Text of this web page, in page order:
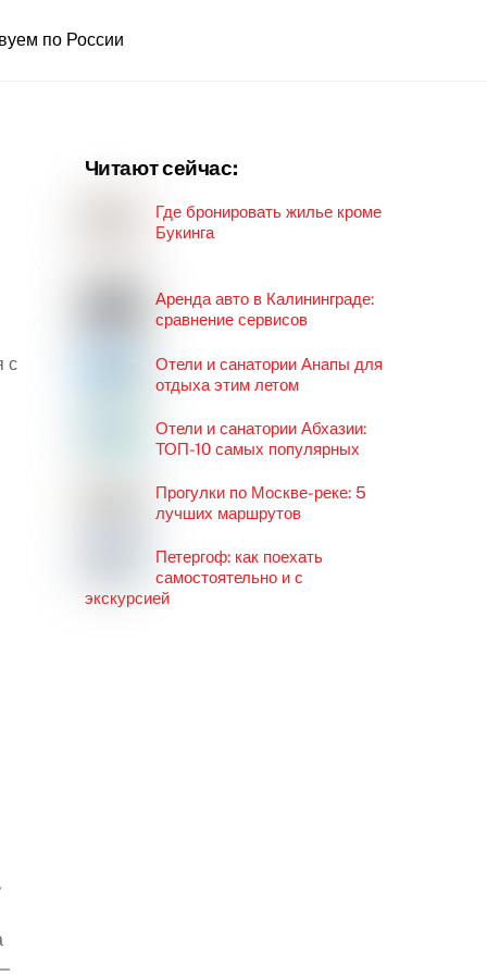
по России
с
Читают сейчас:
Где бронировать жилье кроме
Букинга
Аренда авто в Калининграде:
сравнение сервисов
Отели и санатории Анапы для
отдыха этим летом
Отели и санатории Абхазии:
ТОП-10 самых популярных
Прогулки по Москве-реке: 5
лучших маршрутов
Петергоф: как поехать
самостоятельно и с
экскурсией